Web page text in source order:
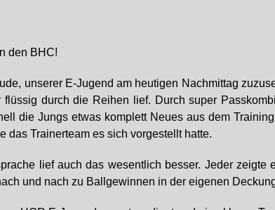
den BHC!
unserer E-Jugend am heutigen Nachmittag
durch die Reihen lief. Durch super
die Jungs etwas komplett Neues aus dem
das Trainerteam es sich vorgestellt hatte.
lief auch das wesentlich besser. Jeder
und nach zu Ballgewinnen in der eigenen